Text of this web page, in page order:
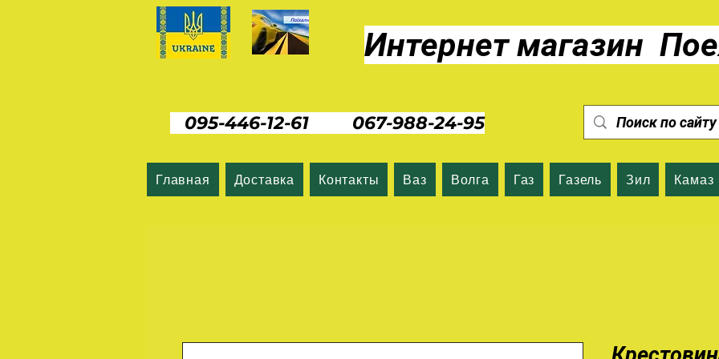
Интернет магазин
095-446-12-61 067-988-24-95
Главная Доставка Контакты Ваз Волга Газ Газель Зил Камаз